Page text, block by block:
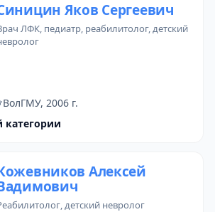
Яков Сергеевич
врач ЛФК, педиатр, реабилитолог,детский
ВолГМУ, 2006 г.
Алексей
реабилитолог, детский невролог